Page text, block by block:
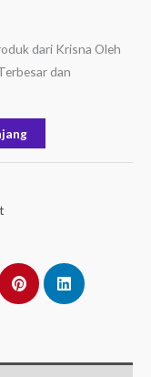
dari Krisna Oleh
dan